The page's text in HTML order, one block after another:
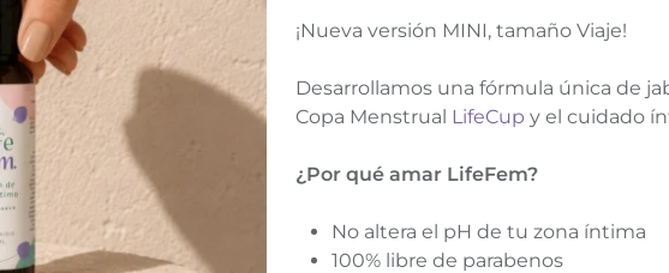
¡Nueva versión MINI, tamaño Viaje!
Desarrollamos una fórmula única de
Copa Menstrual LifeCup y el cuidado
¿Por qué amar LifeFem?
No altera el pH de tu zona íntima
100% libre de parabenos